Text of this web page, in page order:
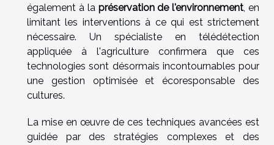
également à la préservation de l'environnement, en
limitant les interventions à ce qui est strictement
nécessaire. Un spécialiste en télédétection
appliquée à l'agriculture confirmera que ces
technologies sont désormais incontournables pour
une gestion optimisée et écoresponsable des
cultures.
La mise en œuvre de ces techniques avancées est
guidée par des stratégies complexes et des